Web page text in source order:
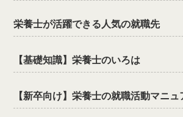
栄養士が活躍できる人気の就職先
【基礎知識】栄養士のいろは
【新卒向け】栄養士の就職活動マニュ